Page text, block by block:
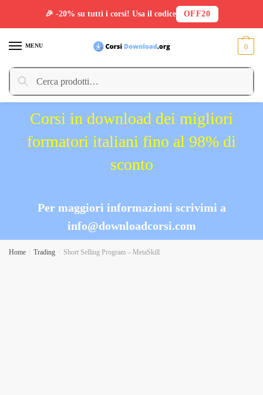
MENU
Cerca:
Cerca
0
Corsi in download dei migliori
formatori italiani fino al 98% di
sconto
Per maggiori informazioni scrivimi a
info@downloadcorsi.com
Home Trading Short Selling Program – MetaSkill
🎉 -20% su tutti i corsi! Usa il codice OFF20